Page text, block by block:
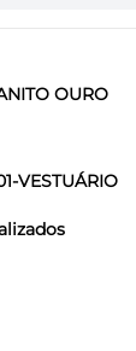
OURO
VESTUÁRIO